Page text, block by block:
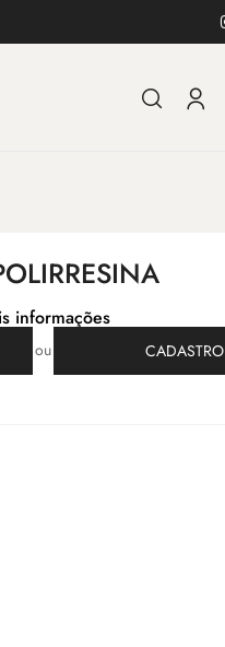
informações
ou CADASTRO